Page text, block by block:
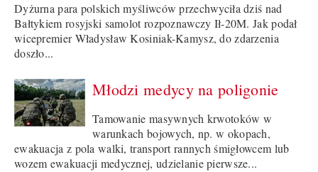
Dyżurna para polskich myśliwców przechwyciła dziś nad
Bałtykiem rosyjski samolot rozpoznawczy Ił-20M. Jak podał
wicepremier Władysław Kosiniak-Kamysz, do zdarzenia
doszło...
Młodzi medycy na poligonie
Tamowanie masywnych krwotoków w
warunkach bojowych, np. w okopach,
ewakuacja z pola walki, transport rannych śmigłowcem lub
wozem ewakuacji medycznej, udzielanie pierwsze...